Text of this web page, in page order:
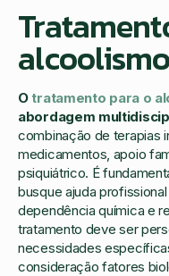
alcoolismo
O tratamento para o
abordagem
combinação de terapias
medicamentos, apoio
psiquiátrico. É
busque ajuda
dependência química e
tratamento deve ser
necessidades
consideração fatores